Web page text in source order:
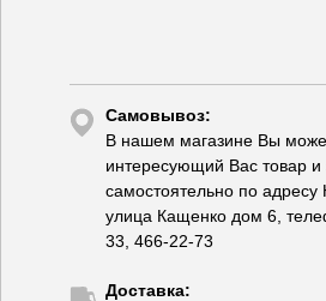
Самовывоз:
В нашем магазине Вы
интересующий Вас товар и
самостоятельно по адресу
улица Кащенко дом 6,
33, 466-22-73
Доставка: